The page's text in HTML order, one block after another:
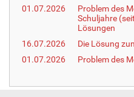
01.07.2026
Problem des
Schuljahre
Lösungen
16.07.2026
Die Lösung
01.07.2026
Problem des